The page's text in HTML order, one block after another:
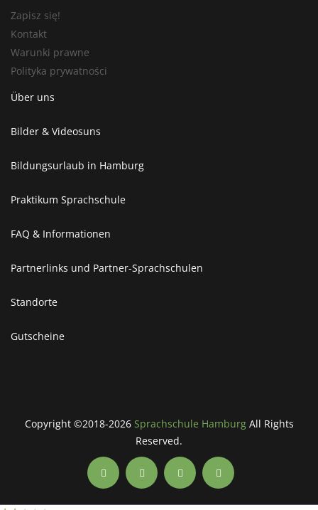
Zapisz się!
Kontakt
Warunki prawne
Polityka prywatności
Über uns
Bilder & Videosuns
Bildungsurlaub in Hamburg
Praktikum Sprachschule
FAQ & Informationen
Partnerlinks und Partner-Sprachschulen
Standorte
Gutscheine
Copyright ©2018-2026 Sprachschule HamburgAll Rights
Reserved.